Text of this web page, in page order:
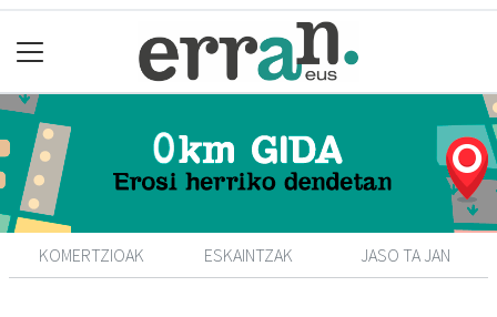
KOMERTZIOAK ESKAINTZAK JASO TA JAN